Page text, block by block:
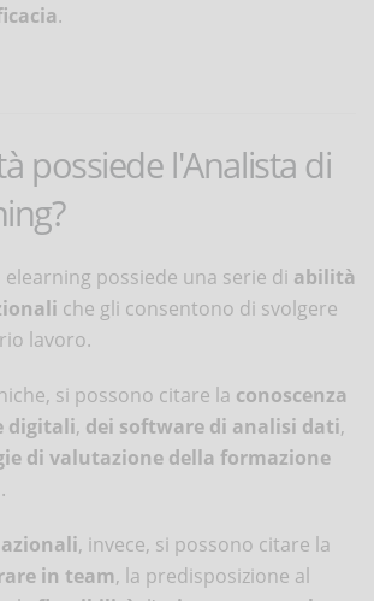
.
possiede l'Analista di
possiede una serie di abilità
che gli consentono di svolgere
lavoro.
si possono citare la conoscenza
digitali, dei software di analisi dati,
di valutazione della formazione
, invece, si possono citare la
in team, la predisposizione al